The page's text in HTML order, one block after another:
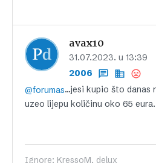
avax10
31.07.2023. u 13:39
2006
@forumas…jesi kupio što danas
uzeo lijepu količinu oko 65 eura.
Ignore: KressoM, delux